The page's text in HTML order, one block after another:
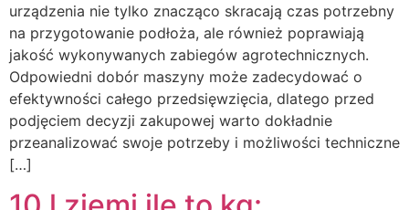
urządzenia nie tylko znacząco skracają czas potrzebny
na przygotowanie podłoża, ale również poprawiają
jakość wykonywanych zabiegów agrotechnicznych.
Odpowiedni dobór maszyny może zadecydować o
efektywności całego przedsięwzięcia, dlatego przed
podjęciem decyzji zakupowej warto dokładnie
przeanalizować swoje potrzeby i możliwości techniczne
[…]